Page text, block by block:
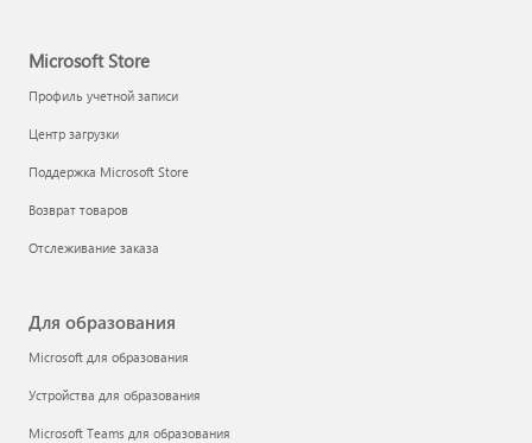
Microsoft Store
Профиль учетной записи
Центр загрузки
Поддержка Microsoft Store
Возврат товаров
Отслеживание заказа
Для образования
Microsoft для образования
Устройства для образования
Microsoft Teams для образования